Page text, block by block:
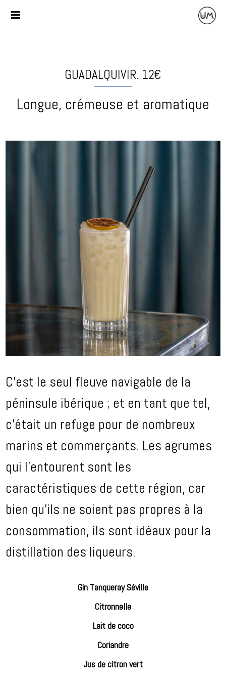
GUADALQUIVIR. 12€
Longue, crémeuse et aromatique
C’est le seul fleuve navigable de la
péninsule ibérique ; et en tant que tel,
c’était un refuge pour de nombreux
marins et commerçants. Les agrumes
qui l’entourent sont les
caractéristiques de cette région, car
bien qu’ils ne soient pas propres à la
consommation, ils sont idéaux pour la
distillation des liqueurs.
Gin Tanqueray Séville
Citronnelle
Lait de coco
Coriandre
Jus de citron vert